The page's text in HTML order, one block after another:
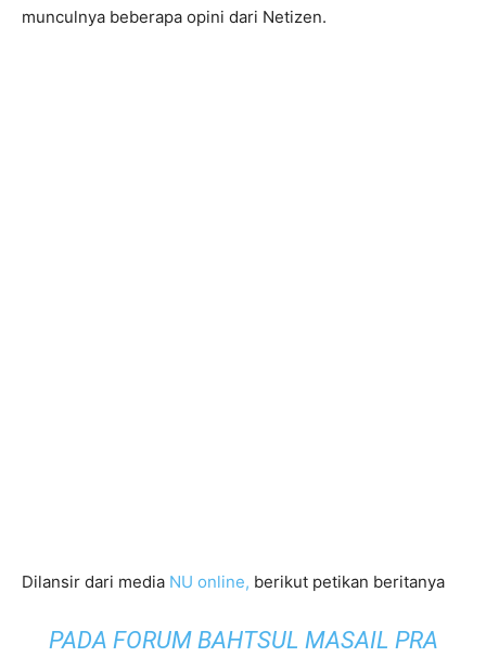
munculnya beberapa opini dari Netizen.
Dilansir dari media NU online, berikut petikan beritanya
PADA FORUM BAHTSUL MASAIL PRA